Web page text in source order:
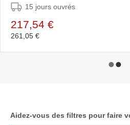
15 jours ouvrés
217,54 €
261,05 €
Aidez-vous des filtres pour faire